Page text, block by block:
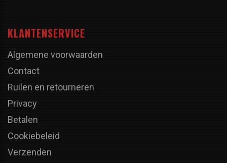
KLANTENSERVICE
Algemene voorwaarden
Contact
Ruilen en retourneren
Privacy
Betalen
Cookiebeleid
Verzenden